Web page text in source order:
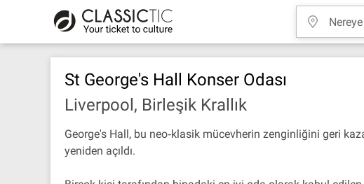
St George's Hall Konser Odası
Liverpool, Birleşik Krallık
George's Hall, bu neo‐klasik mücevherin zenginliğini geri
yeniden açıldı.